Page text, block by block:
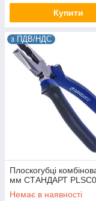
Купити
з ПДВ/НДС
Плоскогубці
мм СТАНДАРТ
Немає в наявності